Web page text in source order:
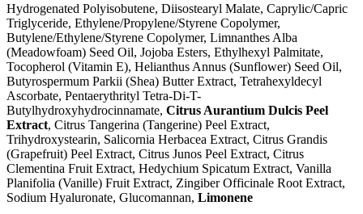
Hydrogenated Polyisobutene, Diisostearyl Malate, Caprylic/Capric
Triglyceride, Ethylene/Propylene/Styrene Copolymer,
Butylene/Ethylene/Styrene Copolymer, Limnanthes Alba
(Meadowfoam) Seed Oil, Jojoba Esters, Ethylhexyl Palmitate,
Tocopherol (Vitamin E), Helianthus Annus (Sunflower) Seed Oil,
Butyrospermum Parkii (Shea) Butter Extract, Tetrahexyldecyl
Ascorbate, Pentaerythrityl Tetra-Di-T-
Butylhydroxyhydrocinnamate, Citrus Aurantium Dulcis Peel
Extract, Citrus Tangerina (Tangerine) Peel Extract,
Trihydroxystearin, Salicornia Herbacea Extract, Citrus Grandis
(Grapefruit) Peel Extract, Citrus Junos Peel Extract, Citrus
Clementina Fruit Extract, Hedychium Spicatum Extract, Vanilla
Planifolia (Vanille) Fruit Extract, Zingiber Officinale Root Extract,
Sodium Hyaluronate, Glucomannan, Limonene